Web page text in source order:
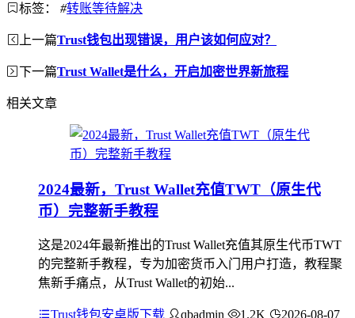
标签： #转账等待解决
上一篇Trust钱包出现错误，用户该如何应对？
下一篇Trust Wallet是什么，开启加密世界新旅程
相关文章
2024最新，Trust Wallet充值TWT（原生代
币）完整新手教程
这是2024年最新推出的Trust Wallet充值其原生代币TWT
的完整新手教程，专为加密货币入门用户打造，教程聚
焦新手痛点，从Trust Wallet的初始...
Trust钱包安卓版下载 qbadmin 1.2K 2026-08-07